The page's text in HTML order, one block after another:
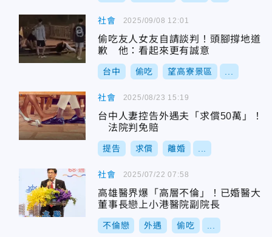
社會
偷吃友人女友自請談判！頭腳撐地道
歉 他：看起來更有誠意
台中 偷吃 望高寮景區
2025/09/08 12:01
社會
台中人妻控告外遇夫「求償50萬」！
法院判免賠
提告 求償 離婚
2025/08/23 15:19
社會
高雄醫界爆「高層不倫」！已婚醫大
董事長戀上小港醫院副院長
不倫戀 外遇 偷吃
2025/07/22 07:58